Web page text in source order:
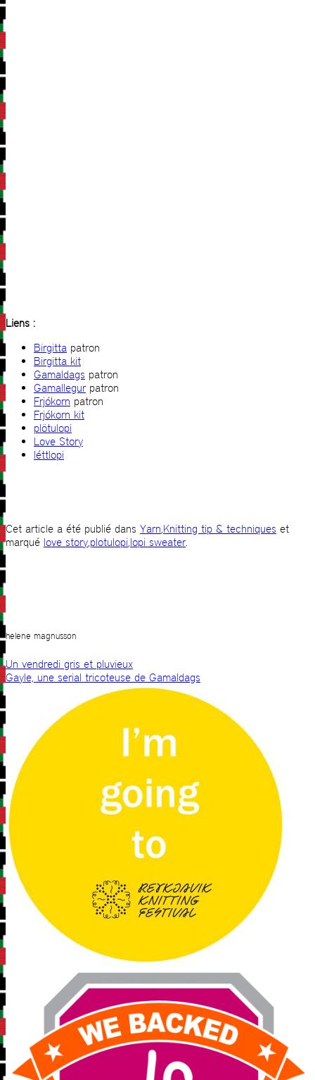
Liens :
Birgitta patron
Birgitta kit
Gamaldags patron
Gamallegurpatron
Frjókorn patron
Frjókorn kit
plötulopi
Love Story
léttlopi
Cet article a été publié dans Yarn,Knitting tip & techniques et
marqué love story,plotulopi,lopi sweater.
helene magnusson
Un vendredi gris et pluvieux
Gayle, une serial tricoteuse de Gamaldags